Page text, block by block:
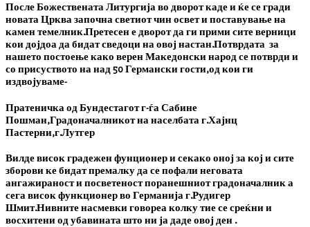
После Божествената Литургија во дворот каде и ќе се гради
новата Црква започна светиот чин освет и поставување на
камен темелник.Претесен е дворот да ги прими сите верници
кои дојдоа да бидат сведоци на овој настан.Потврдата за
нашето постоење како верен Македонски народ се потврди и
со присуството на над 50 Германски гости,од кои ги
издвојуваме-
Пратеничка од Бундестагот г-ѓа Сабине
Пошман,Градоначалникот на населбата г.Хајнц
Пастерни,г.Лутгер
Вилде висок градежен фунционер и секако оној за кој и сите
зборови ке бидат премалку да се пофали неговата
ангажираност и посветеност поранешниот градоначалник а
сега висок функционер во Германија г.Рудигер
Шмит.Нивните насмевки говореа колку тие се среќни и
восхитени од убавината што ни ја даде овој ден .